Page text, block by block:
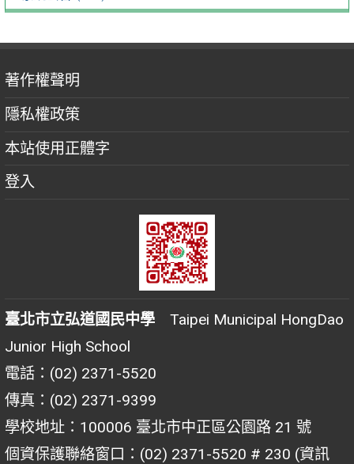
著作權聲明
隱私權政策
本站使用正體字
登入
臺北市立弘道國民中學 Taipei Municipal HongDao
Junior High School
電話：(02) 2371-5520
傳真：(02) 2371-9399
學校地址：100006 臺北市中正區公園路 21 號
個資保護聯絡窗口：(02) 2371-5520 # 230 (資訊